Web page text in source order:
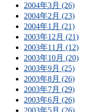
2004年3月 (26)
2004年2月 (23)
2004年1月 (21)
2003年12月 (21)
2003年11月 (12)
2003年10月 (20)
2003年9月 (25)
2003年8月 (26)
2003年7月 (29)
2003年6月 (26)
2003年5月 (26)